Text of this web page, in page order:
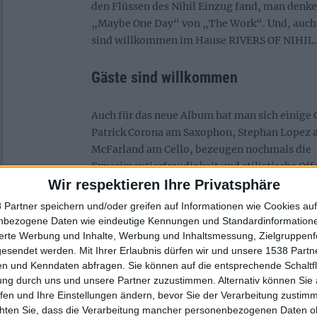
Wir respektieren Ihre Privatsphäre
Partner speichern und/oder greifen auf Informationen wie Cookies
Daten wie eindeutige Kennungen und
Werbung und Inhalte, Werbung und Inhaltsmessung,
werden.
Mit Ihrer Erlaubnis dürfen wir und unsere 1538
und Kenndaten abfragen. Sie können auf die entsprechende
durch uns und unsere Partner zuzustimmen. Alternativ können Sie
und Ihre Einstellungen ändern, bevor Sie der Verarbeitung
Sie, dass die Verarbeitung mancher personenbezogenen Daten
den Flüssen des Nihil Einzug fand, man
„Maybe One Day“ von „The Work“. Und,
sind willkommen im Hause RIVERS OF NIHIL.
Gäste sind willkommen
Auch für das neue Album hat man sich einige
Patrick Corona am Saxophon, Stephan Lopez
McFarland am Cello, bezeugen nochmals die
Experimentierfreudigkeit und stilistische
Besetzungswechsel und Gäste – man will
dass sich „Rivers Of Nihil“ von seinen
unterscheidet, eine Art Neubeginn. Dazu passt
Lead-Gitarrist Brody Uttley, der im
für „The Work“ noch einen Großteil der
geschrieben hatte.
Andererseits verspricht ein selbstbetiteltes